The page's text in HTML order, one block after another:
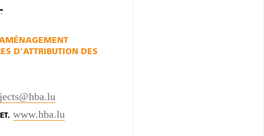
D'ATTRIBUTION DES
www.hba.lu